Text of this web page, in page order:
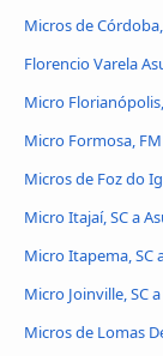
Micros de
Florencio Varela
Micro
Micro Formosa,
Micros de Foz do
Micro Itajaí, SC a
Micro Itapema, SC
Micro Joinville, SC
Micros de Lomas